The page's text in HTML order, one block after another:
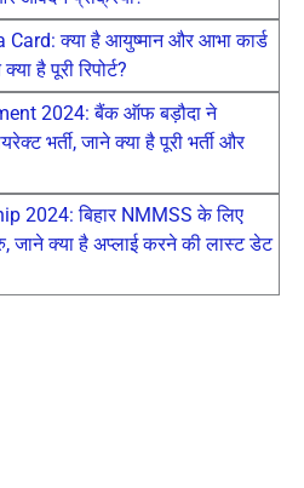
क्या है आयुष्मान और आभा कार्ड
है पूरी रिपोर्ट?
2024: बैंक ऑफ बड़ौदा ने
भर्ती, जाने क्या है पूरी भर्ती और
2024: बिहार NMMSS के लिए
क्या है अप्लाई करने की लास्ट डेट